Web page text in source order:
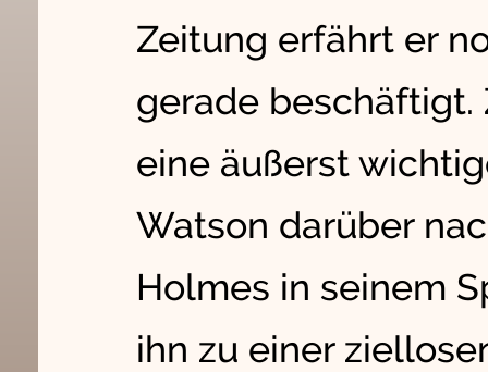
Zeitung erfährt er
gerade beschäftigt.
eine äußerst
Watson darüber
Holmes in seinem
ihn zu einer